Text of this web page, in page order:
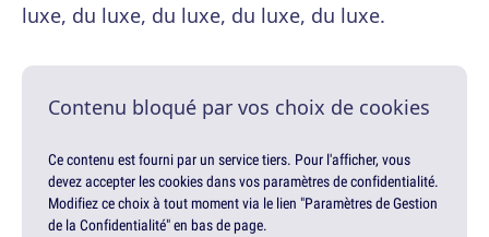
luxe, du luxe, du luxe, du luxe, du luxe.
Contenu bloqué par vos choix de cookies
Ce contenu est fourni par un service tiers. Pour l'afficher, vous
devez accepter les cookies dans vos paramètres de confidentialité.
Modifiez ce choix à tout moment via le lien "Paramètres de Gestion
de la Confidentialité" en bas de page.